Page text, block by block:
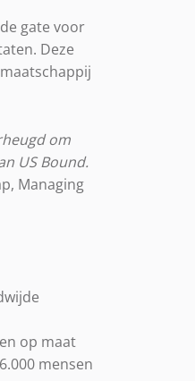
gate voor
Deze
om
US Bound.
Managing
op maat
mensen